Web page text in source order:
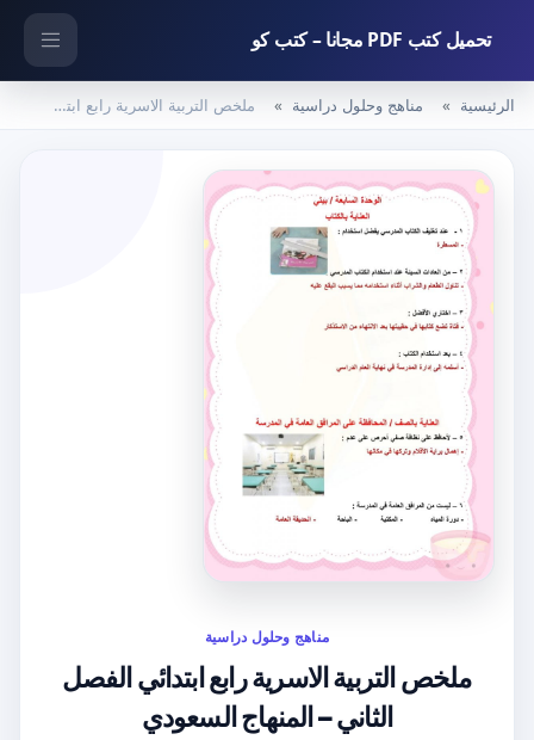
تحميل كتب PDF مجانا – كتب كو
الرئيسية مناهج وحلول دراسية ملخص التربية الاسرية رابع ابتدائي الفصل الثاني – المنهاج السعودي
مناهج وحلول دراسية
ملخص التربية الاسرية رابع ابتدائي الفصل
الثاني – المنهاج السعودي